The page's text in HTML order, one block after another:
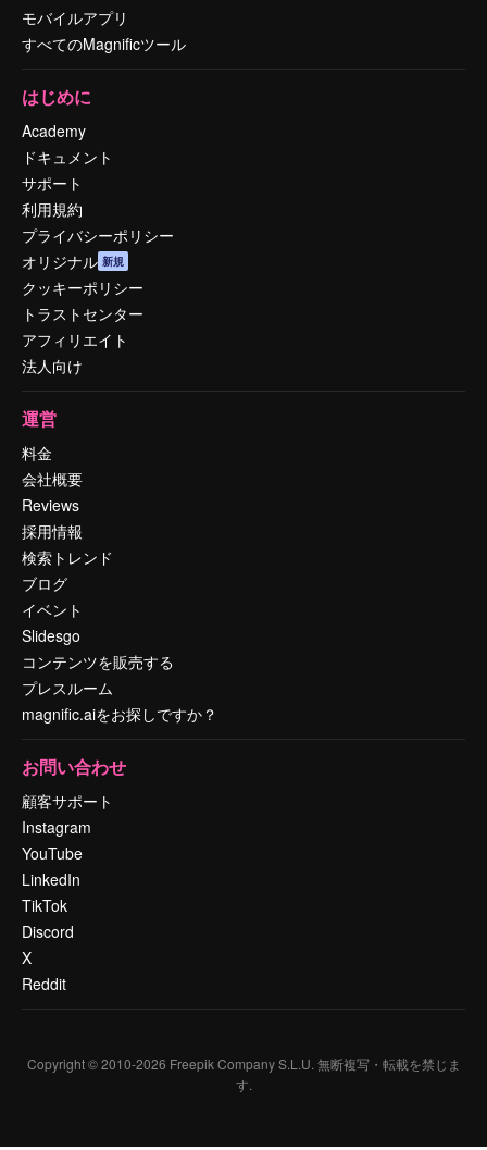
モバイルアプリ
すべてのMagnificツール
はじめに
Academy
ドキュメント
サポート
利用規約
プライバシーポリシー
オリジナル 新規
クッキーポリシー
トラストセンター
アフィリエイト
法人向け
運営
料金
会社概要
Reviews
採用情報
検索トレンド
ブログ
イベント
Slidesgo
コンテンツを販売する
プレスルーム
magnific.aiをお探しですか？
お問い合わせ
顧客サポート
Instagram
YouTube
LinkedIn
TikTok
Discord
X
Reddit
Copyright © 2010-2026 Freepik Company S.L.U. 無断複写・転載を禁じま
す.